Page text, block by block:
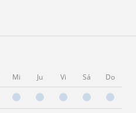
Mi Ju Vi Sá Do